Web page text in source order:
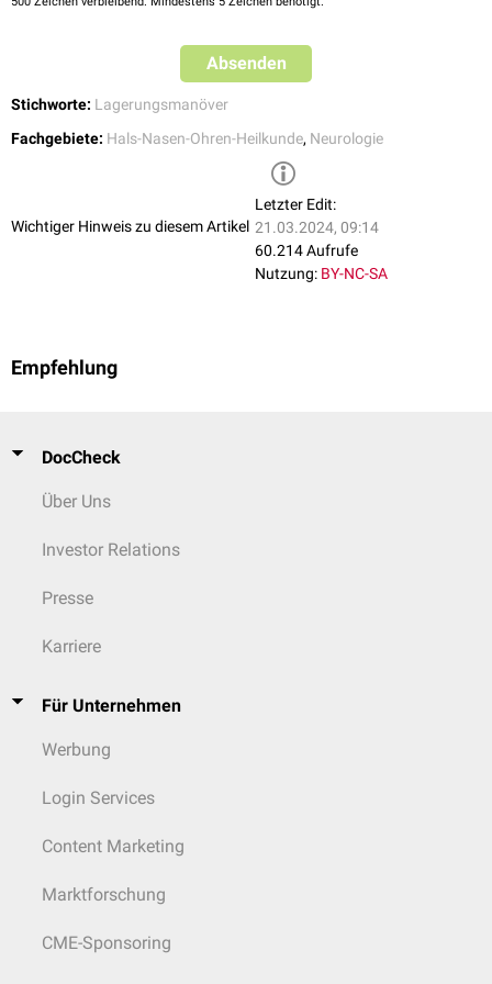
Absenden
Stichworte: Lagerungsmanöver
Fachgebiete: Hals-Nasen-Ohren-Heilkunde, Neurologie
Wichtiger Hinweis zu diesem Artikel
Letzter Edit:
21.03.2024, 09:14
60.214 Aufrufe
Nutzung: BY-NC-SA
Empfehlung
DocCheck
Über Uns
Investor Relations
Presse
Karriere
Für Unternehmen
Werbung
Login Services
Content Marketing
Marktforschung
CME-Sponsoring